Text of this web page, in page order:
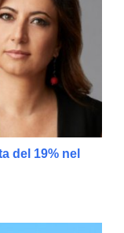
del 19% nel